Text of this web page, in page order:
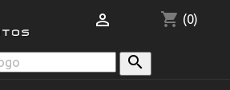
shopping_cart (0)

